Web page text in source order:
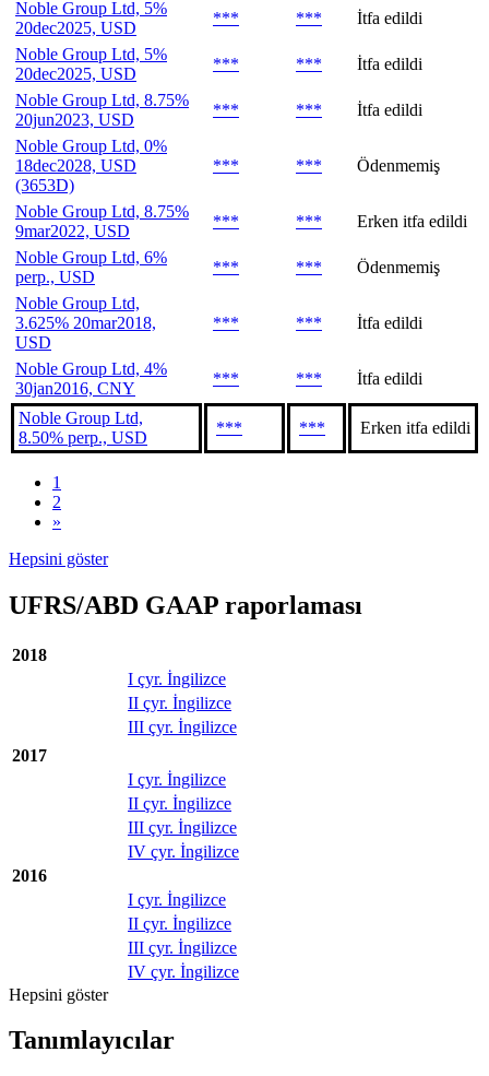
Noble Group Ltd, 5%
20dec2025, USD
*** ***
İtfa edildi
Noble Group Ltd, 5%
20dec2025, USD
*** ***
İtfa edildi
Noble Group Ltd, 8.75%
20jun2023, USD
*** ***
İtfa edildi
Noble Group Ltd, 0%
18dec2028, USD
(3653D)
*** *** Ödenmemiş
Noble Group Ltd, 8.75%
9mar2022, USD
*** ***
Erken itfa edildi
Noble Group Ltd, 6%
perp., USD
*** ***
Ödenmemiş
Noble Group Ltd,
3.625% 20mar2018,
USD
*** *** İtfa edildi
Noble Group Ltd, 4%
30jan2016, CNY
*** *** İtfa edildi
Noble Group Ltd,
8.50% perp., USD
*** *** Erken itfa edildi
1
2
»
Hepsini göster
UFRS/ABD GAAP raporlaması
2018
I çyr. İngilizce
II çyr. İngilizce
III çyr. İngilizce
2017
I çyr. İngilizce
II çyr. İngilizce
III çyr. İngilizce
IV çyr. İngilizce
2016
I çyr. İngilizce
II çyr. İngilizce
III çyr. İngilizce
IV çyr. İngilizce
Hepsini göster
Tanımlayıcılar